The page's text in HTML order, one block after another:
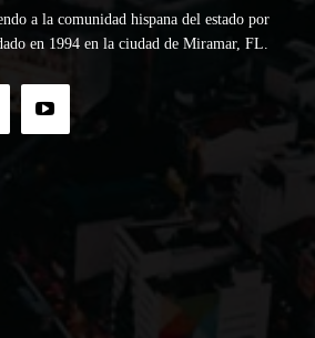
a la comunidad hispana del estado por
en 1994 en la ciudad de Miramar, FL.